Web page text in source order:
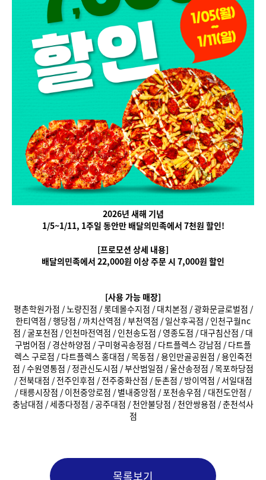
2026년 새해 기념
1/5~1/11, 1주일 동안만 배달의민족에서 7천원 할인!
[프로모션 상세 내용]
배달의민족에서 22,000원 이상 주문 시 7,000원 할인
[사용 가능 매장]
평촌학원가점 / 노량진점 / 롯데몰수지점 / 대치본점 / 광화문글로벌점 /
한티역점 / 행당점 / 까치산역점 / 부천역점 / 일산후곡점 / 인천구월nc
점 / 굴포천점 / 인천마전역점 / 인천송도점 / 영종도점 / 대구침산점 / 대
구범어점 / 경산하양점 / 구미형곡송정점 / 다트플렉스 강남점 / 다트플
렉스 구로점 / 다트플렉스 홍대점 / 목동점 / 용인만골공원점 / 용인죽전
점 / 수원영통점 / 정관신도시점 / 부산범일점 / 울산송정점 / 목포하당점
/ 전북대점 / 전주인후점 / 전주중화산점 / 둔촌점 / 방이역점 / 서일대점
/ 태릉시장점 / 이천중앙로점 / 별내중앙점 / 포천송우점 / 대전도안점 /
충남대점 / 세종다정점 / 공주대점 / 천안불당점 / 천안쌍용점 / 춘천석사
점
목록보기